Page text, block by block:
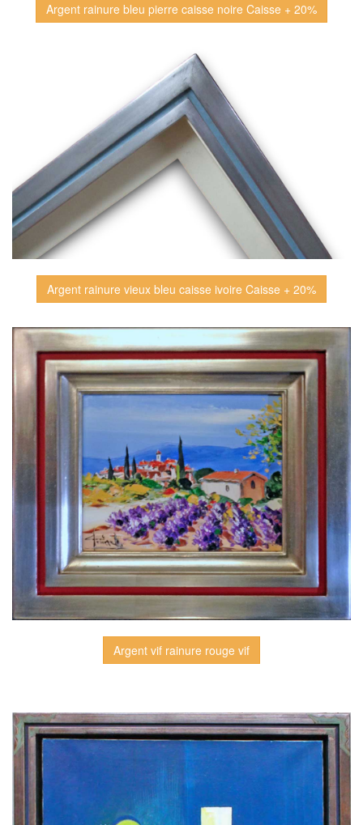
Argent rainure bleu pierre caisse noire Caisse + 20%
Argent rainure vieux bleu caisse ivoire Caisse + 20%
Argent vif rainure rouge vif